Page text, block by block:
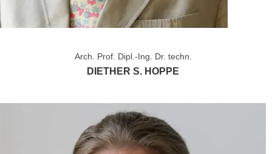
Arch. Prof. Dipl.-Ing. Dr. techn.
DIETHER S. HOPPE